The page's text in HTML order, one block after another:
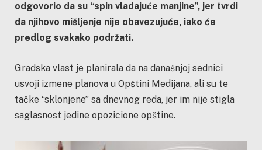
odgovorio da su “spin vladajuće manjine”, jer tvrdi
da njihovo mišljenje nije obavezujuće, iako će
predlog svakako podržati.
Gradska vlast je planirala da na današnjoj sednici
usvoji izmene planova u Opštini Medijana, ali su te
tačke “sklonjene” sa dnevnog reda, jer im nije stigla
saglasnost jedine opozicione opštine.